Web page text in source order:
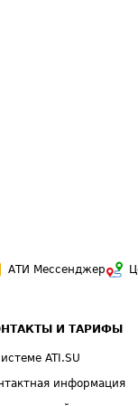
АТИ Мессенджер
И ТАРИФЫ
ATI.SU
информация